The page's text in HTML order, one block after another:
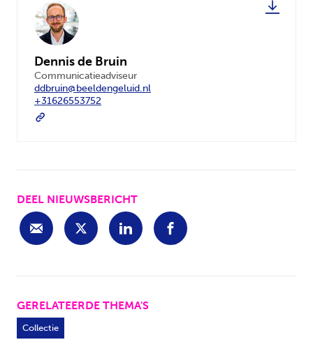
Dennis de Bruin
Communicatieadviseur
ddbruin@beeldengeluid.nl
+31626553752
DEEL NIEUWSBERICHT
GERELATEERDE THEMA'S
Collectie